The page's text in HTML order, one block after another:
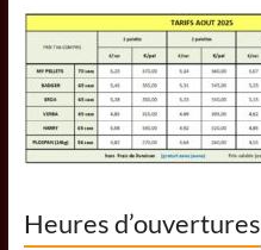
des
combustibles
Heures d’ouvertures